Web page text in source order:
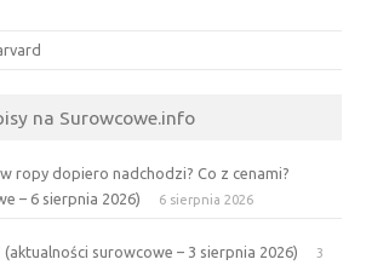
na Surowcowe.info
ropy dopiero nadchodzi? Co z cenami?
– 6 sierpnia 2026)
6 sierpnia 2026
surowcowe – 3 sierpnia 2026)
3